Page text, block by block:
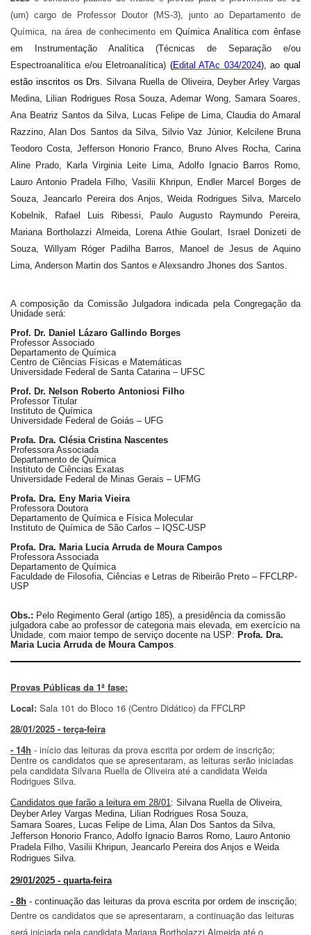
Estudantil
Formulários
Agremiações
Diplomas
Disponíveis
Pró-
Aluno
Sistema
Júpiter
GRADUAÇÃO
Alunos
Especiais
Apresentação
Atendimento
Auxílio
à
Reitoria
de
PG
Comissão
de
Pós-
graduação
Defesas
Diplomas
Disponíveis
Editais
Formulários
Histórico
Matrícula
Normas
Dissertações
e
Teses
PAE
A
Comissão
Pesquisa
Pesquisadores
Oportunidades
Notícias
(um) cargo de Professor Doutor (MS-3), junto ao Departamento de
Química, na área de conhecimento emQuímica Analítica com ênfase
em Instrumentação Analítica (Técnicas de Separação e/ou
Espectroanalítica e/ou Eletroanalítica) (Edital ATAc 034/2024), ao qual
estão inscritos os Drs.Silvana Ruella de Oliveira, Deyber Arley Vargas
Medina, Lilian Rodrigues Rosa Souza, Ademar Wong, Samara Soares,
Ana Beatriz Santos da Silva, Lucas Felipe de Lima, Claudia do Amaral
Razzino, Alan Dos Santos da Silva, Silvio Vaz Júnior, Kelcilene Bruna
Teodoro Costa, Jefferson Honorio Franco, Bruno Alves Rocha, Carina
Aline Prado, Karla Virginia Leite Lima, Adolfo Ignacio Barros Romo,
Lauro Antonio Pradela Filho, Vasilii Khripun, Endler Marcel Borges de
Souza, Jeancarlo Pereira dos Anjos, Weida Rodrigues Silva, Marcelo
Kobelnik, Rafael Luis Ribessi, Paulo Augusto Raymundo Pereira,
Mariana Bortholazzi Almeida, Lorena Athie Goulart, Israel Donizeti de
Souza, Willyam Róger Padilha Barros, Manoel de Jesus de Aquino
Lima, Anderson Martin dos Santos e Alexsandro Jhones dos Santos
A composição da Comissão Julgadora indicada pela Congregação da
Unidade será:
Prof. Dr. Daniel Lázaro Gallindo Borges
Professor Associado
Departamento de Química
Centro de Ciências Físicas e Matemáticas
Universidade Federal de Santa Catarina – UFSC
Prof. Dr. Nelson Roberto Antoniosi Filho
Professor Titular
Instituto de Química
Universidade Federal de Goiás – UFG
Profa. Dra. Clésia Cristina Nascentes
Professora Associada
Departamento de Química
Instituto de Ciências Exatas
Universidade Federal de Minas Gerais – UFMG
Profa. Dra. Eny Maria Vieira
Professora Doutora
Departamento de Química e Física Molecular
Instituto de Química de São Carlos – IQSC-USP
Profa. Dra. Maria Lucia Arruda de Moura Campos
Professora Associada
Departamento de Química
Faculdade de Filosofia, Ciências e Letras de Ribeirão Preto – FFCLRP-
USP
Obs.: Pelo Regimento Geral (artigo 185), a presidência da comissão
julgadora cabe ao professor de categoria mais elevada, em exercício na
Unidade, com maior tempo de serviço docente na USP: Profa. Dra.
Maria Lucia Arruda de Moura Campos
Provas Públicas da 1ª fase:
Local: Sala 101 do Bloco 16 (Centro Didático) da FFCLRP
28/01/2025 - terça-feira
- 14h - início das leituras da prova escrita por ordem de inscrição;
Dentre os candidatos que se apresentaram, as leituras serão iniciadas
pela candidata Silvana Ruella de Oliveira até a candidata Weida
Rodrigues Silva.
Candidatos que farão a leitura em 28/01: Silvana Ruella de Oliveira,
Deyber Arley Vargas Medina, Lilian Rodrigues Rosa Souza,
Samara Soares, Lucas Felipe de Lima, Alan Dos Santos da Silva,
Jefferson Honorio Franco, Adolfo Ignacio Barros Romo, Lauro Antonio
Pradela Filho, Vasilii Khripun, Jeancarlo Pereira dos Anjos e Weida
Rodrigues Silva.
29/01/2025 - quarta-feira
- 8h - continuação das leituras da prova escrita por ordem de inscrição;
Dentre os candidatos que se apresentaram, a continuação das leituras
será iniciada pela candidata Mariana Bortholazzi Almeida até o